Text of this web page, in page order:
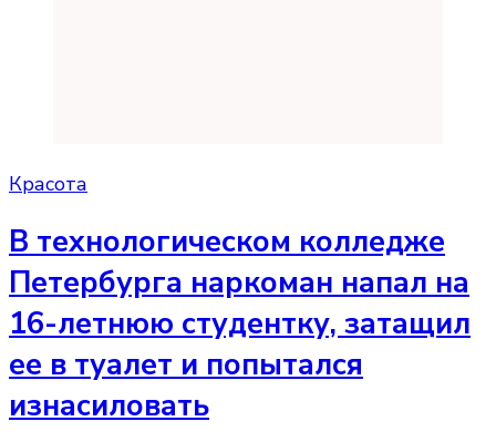
Красота
В технологическом колледже
Петербурга наркоман напал на
16-летнюю студентку, затащил
ее в туалет и попытался
изнасиловать